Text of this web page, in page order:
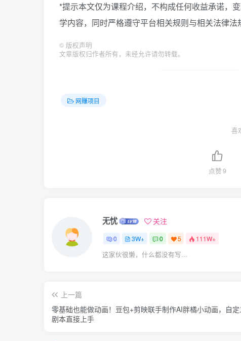
*提示本文仅为课程介绍，不构成任何收益承诺，
学内容，同时严格遵守平台相关规则与相关法律法
© 版权声明
文章版权归作者所有，未经允许请勿转载。
网赚项目
喜
点赞9
无忧 关注
0 3W+ 0 5 111W+
这家伙很懒，什么都没有写...
上一篇
零基础也能做动画！豆包+剪映联手制作AI胖橘小动画，自定
剧本直接上手